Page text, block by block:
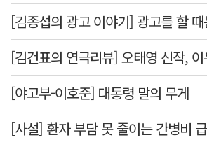
[야고부-이호준] 대통령 말의 무게